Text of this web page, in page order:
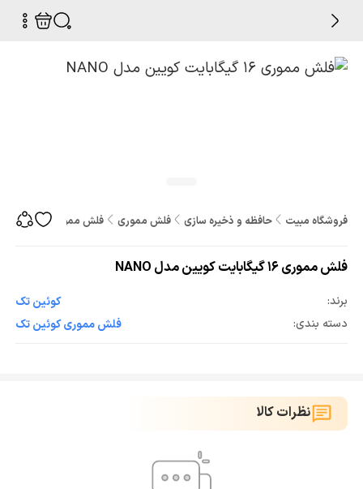
فروشگاه مبیت حافظه و ذخیره سازی فلش مموری فلش مموری 16 گیگابایت کویین مدل NANO
فلش مموری 16 گیگابایت کویین مدل NANO
برند:
کوئین تک
دسته بندی:
فلش مموری کوئین تک
نظرات کالا